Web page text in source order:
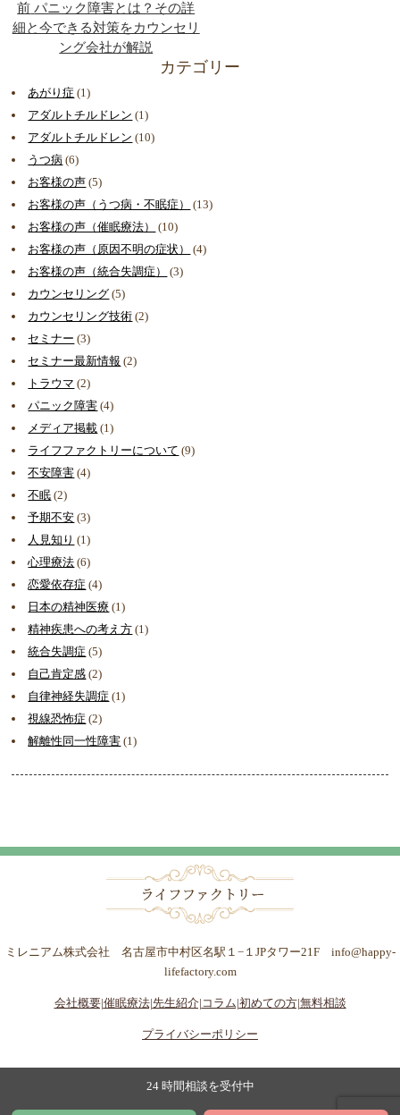
前 パニック障害とは？その詳
細と今できる対策をカウンセリ
ング会社が解説
カテゴリー
あがり症 (1)
アダルトチルドレン (1)
アダルトチルドレン (10)
うつ病 (6)
お客様の声 (5)
お客様の声（うつ病・不眠症）
(13)
お客様の声（催眠療法）
(10)
お客様の声（原因不明の症状）
(4)
お客様の声（統合失調症）
(3)
カウンセリング (5)
カウンセリング技術 (2)
セミナー (3)
セミナー最新情報 (2)
トラウマ (2)
パニック障害 (4)
メディア掲載 (1)
ライフファクトリーについて (9)
不安障害 (4)
不眠 (2)
予期不安 (3)
人見知り (1)
心理療法 (6)
恋愛依存症 (4)
日本の精神医療 (1)
精神疾患への考え方 (1)
統合失調症 (5)
自己肯定感 (2)
自律神経失調症 (1)
視線恐怖症 (2)
解離性同一性障害 (1)
ミレニアム株式会社 名古屋市中村区名駅１−１JPタワー21F info@happy-
lifefactory.com
会社概要|催眠療法|先生紹介| コラム|初めての方|無料相談
プライバシーポリシー
24 時間相談を受付中